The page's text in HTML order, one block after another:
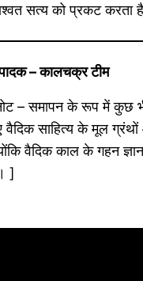
सत्य को प्रकट करता
– कालचक्र टीम
– समापन के रूप में कुछ
वैदिक साहित्य के मूल
वैदिक काल के गहन
]